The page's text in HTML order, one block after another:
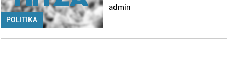
POLITIKA
admin